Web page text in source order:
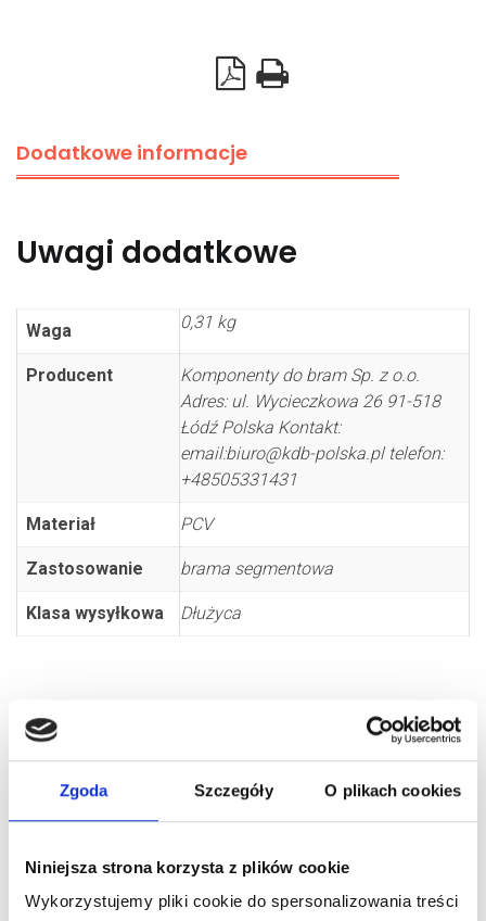
Zgoda Szczegóły O plikach cookies
Niniejsza strona korzysta z plików cookie
Wykorzystujemy pliki cookie do spersonalizowania treści
Dodatkowe informacje
Uwagi dodatkowe
Waga 0,31 kg
Producent
Komponenty do bram Sp. z o.o.
Adres: ul. Wycieczkowa 26 91-518
Łódź Polska Kontakt:
email:biuro@kdb-polska.pl telefon:
+48505331431
Materiał PCV
Zastosowanie brama segmentowa
Klasa wysyłkowa Dłużyca
PODOBNE PRODUKTY